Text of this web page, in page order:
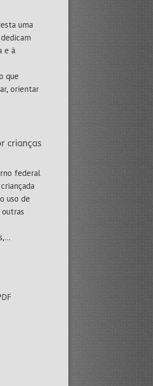
uma
e à
que
orientar
crianças
federal
uso de